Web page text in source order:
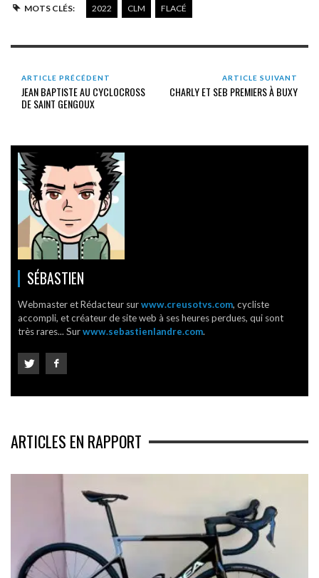
MOTS CLÉS: 2022 CLM FLACÉ
ARTICLE PRÉCÉDENT
JEAN BAPTISTE AU CYCLOCROSS
DE SAINT GENGOUX
ARTICLE SUIVANT
CHARLY ET SEB PREMIERS À BUXY
SÉBASTIEN
Webmaster et Rédacteur surwww.creusotvs.com, cycliste
accompli, et créateur de site web à ses heures perdues, qui sont
très rares... Surwww.sebastienlandre.com.
ARTICLES EN RAPPORT